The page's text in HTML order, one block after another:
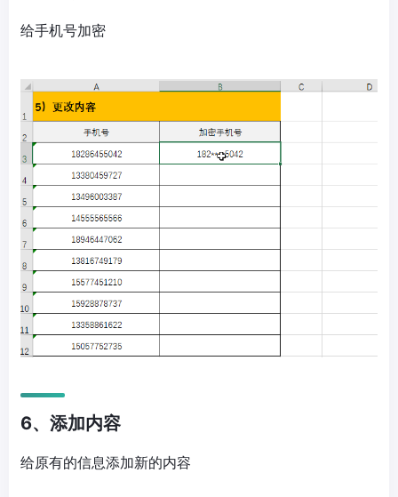
给手机号加密
6、添加内容
给原有的信息添加新的内容